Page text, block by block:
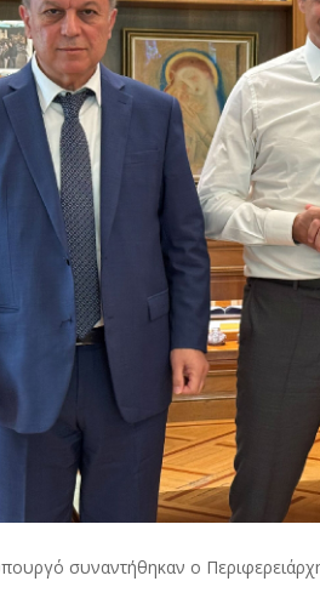
συναντήθηκαν ο